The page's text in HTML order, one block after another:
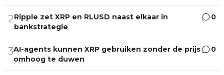
2Ripple zet XRP en RLUSD naast elkaar in
bankstrategie
0
3AI-agents kunnen XRP gebruiken zonder de prijs
omhoog te duwen
0